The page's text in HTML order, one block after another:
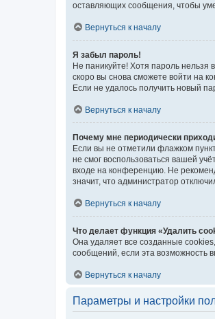
оставляющих сообщения, чтобы
Вернуться к началу
Я забыл пароль!
Не паникуйте! Хотя пароль нельзя
скоро вы снова сможете войти на
Если не удалось получить новый
Вернуться к началу
Почему мне периодически
Если вы не отметили флажком
не смог воспользоваться вашей
входе на конференцию. Не
значит, что администратор
Вернуться к началу
Что делает функция «Удалить
Она удаляет все созданные
сообщений, если эта возможность
Вернуться к началу
Параметры и настройки